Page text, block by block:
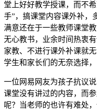
堂上好好教学授课，而不
手”，搞课堂内容课外补，
满意还在于一些教师课堂
无心教书，业余时间热衷
家教、不进行课外补课就
学生和家长们的无奈选择
一位网易网友为孩子抗议
课堂没有讲过的内容，而
呢？当老师的也许有难处